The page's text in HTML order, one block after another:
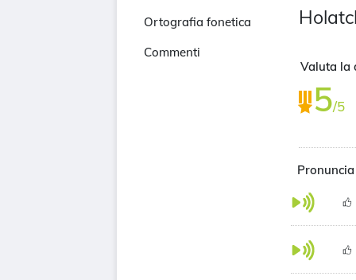
Ortografia fonetica
Commenti
Valuta la
5/5